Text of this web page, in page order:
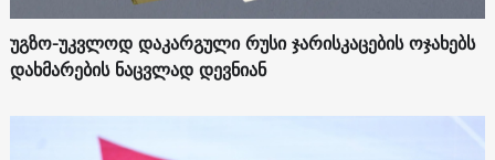
უგზო-უკვლოდ დაკარგული რუსი ჯარისკაცების ოჯახებს
დახმარების ნაცვლად დევნიან